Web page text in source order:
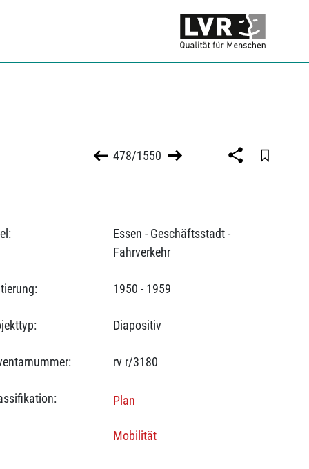
478/1550
Essen - Geschäftsstadt -
Fahrverkehr
1950 - 1959
Diapositiv
rv r/3180
Plan
Mobilität